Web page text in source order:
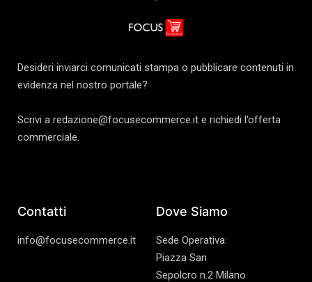
Desideri inviarci comunicati stampa o pubblicare contenuti in
evidenza nel nostro portale?
Scrivi a redazione@focusecommerce.it e richiedi l’offerta
commerciale.
Contatti
info@focusecommerce.it
Dove Siamo
Sede Operativa:
Piazza San
Sepolcro n.2 Milano